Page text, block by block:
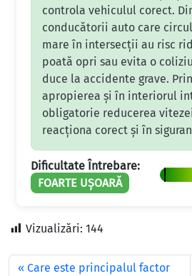
controla vehiculul corect.
conducătorii auto care
mare în intersecții au risc
poată opri sau evita o
duce la accidente grave.
apropierea și în interiorul
obligatorie reducerea
reacționa corect și în
Dificultate Întrebare:
FOARTE UȘOARĂ
Vizualizări: 144
Care este principalul factor